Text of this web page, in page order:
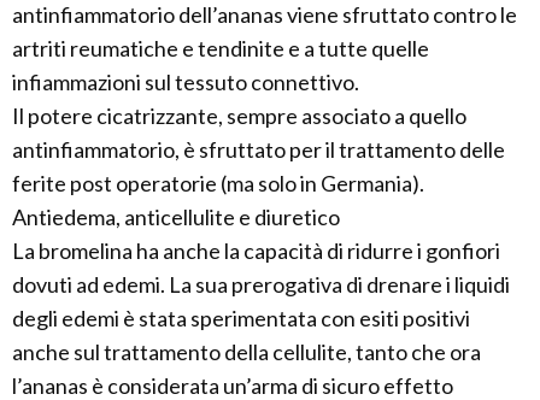
antinfiammatorio dell’ananas viene sfruttato contro le
artriti reumatiche e tendinite e a tutte quelle
infiammazioni sul tessuto connettivo.
Il potere cicatrizzante, sempre associato a quello
antinfiammatorio, è sfruttato per il trattamento delle
ferite post operatorie (ma solo in Germania).
Antiedema, anticellulite e diuretico
La bromelina ha anche la capacità di ridurre i gonfiori
dovuti ad edemi. La sua prerogativa di drenare i liquidi
degli edemi è stata sperimentata con esiti positivi
anche sul trattamento della cellulite, tanto che ora
l’ananas è considerata un’arma di sicuro effetto